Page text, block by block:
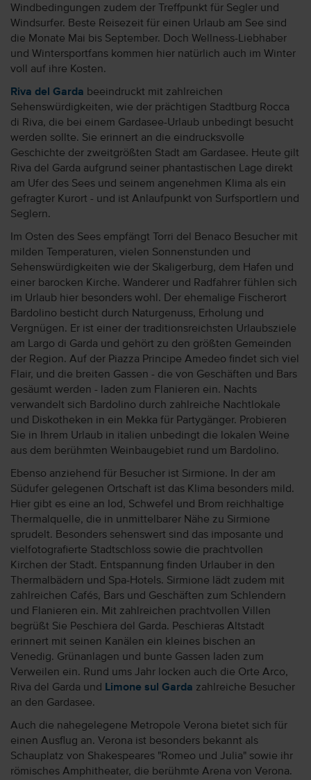
Windbedingungen zudem der Treffpunkt für Segler und
Windsurfer. Beste Reisezeit für einen Urlaub am See sind
die Monate Mai bis September. Doch Wellness-Liebhaber
und Wintersportfans kommen hier natürlich auch im Winter
voll auf ihre Kosten.
Riva del Garda beeindruckt mit zahlreichen
Sehenswürdigkeiten, wie der prächtigen Stadtburg Rocca
di Riva, die bei einem Gardasee-Urlaub unbedingt besucht
werden sollte. Sie erinnert an die eindrucksvolle
Geschichte der zweitgrößten Stadt am Gardasee. Heute gilt
Riva del Garda aufgrund seiner phantastischen Lage direkt
am Ufer des Sees und seinem angenehmen Klima als ein
gefragter Kurort - und ist Anlaufpunkt von Surfsportlern und
Seglern.
Im Osten des Sees empfängt Torri del Benaco Besucher mit
milden Temperaturen, vielen Sonnenstunden und
Sehenswürdigkeiten wie der Skaligerburg, dem Hafen und
einer barocken Kirche. Wanderer und Radfahrer fühlen sich
im Urlaub hier besonders wohl. Der ehemalige Fischerort
Bardolino besticht durch Naturgenuss, Erholung und
Vergnügen. Er ist einer der traditionsreichsten Urlaubsziele
am Largo di Garda und gehört zu den größten Gemeinden
der Region. Auf der Piazza Principe Amedeo findet sich viel
Flair, und die breiten Gassen - die von Geschäften und Bars
gesäumt werden - laden zum Flanieren ein. Nachts
verwandelt sich Bardolino durch zahlreiche Nachtlokale
und Diskotheken in ein Mekka für Partygänger. Probieren
Sie in Ihrem Urlaub in italien unbedingt die lokalen Weine
aus dem berühmten Weinbaugebiet rund um Bardolino.
Ebenso anziehend für Besucher ist Sirmione. In der am
Südufer gelegenen Ortschaft ist das Klima besonders mild.
Hier gibt es eine an Iod, Schwefel und Brom reichhaltige
Thermalquelle, die in unmittelbarer Nähe zu Sirmione
sprudelt. Besonders sehenswert sind das imposante und
vielfotografierte Stadtschloss sowie die prachtvollen
Kirchen der Stadt. Entspannung finden Urlauber in den
Thermalbädern und Spa-Hotels. Sirmione lädt zudem mit
zahlreichen Cafés, Bars und Geschäften zum Schlendern
und Flanieren ein. Mit zahlreichen prachtvollen Villen
begrüßt Sie Peschiera del Garda. Peschieras Altstadt
erinnert mit seinen Kanälen ein kleines bischen an
Venedig. Grünanlagen und bunte Gassen laden zum
Verweilen ein. Rund ums Jahr locken auch die Orte Arco,
Riva del Garda und Limone sul Garda zahlreiche Besucher
an den Gardasee.
Auch die nahegelegene Metropole Verona bietet sich für
einen Ausflug an. Verona ist besonders bekannt als
Schauplatz von Shakespeares "Romeo und Julia" sowie ihr
römisches Amphitheater, die berühmte Arena von Verona.